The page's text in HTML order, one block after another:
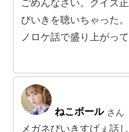
ごめんなさい。クイズ
びいきを聴いちゃった
ノロケ話で盛り上がっ
ねこボール さん
メガネびいきすげぇ話